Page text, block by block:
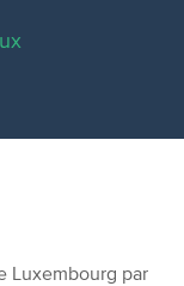
Luxembourg par